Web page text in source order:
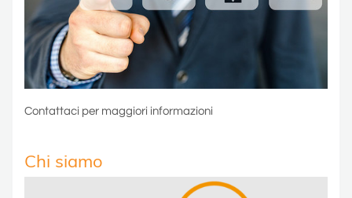
Contattaci per maggiori informazioni
Chi siamo